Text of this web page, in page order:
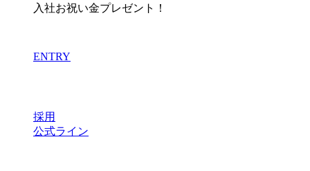
入社お祝い金プレゼント！
ENTRY
採用
公式ライン